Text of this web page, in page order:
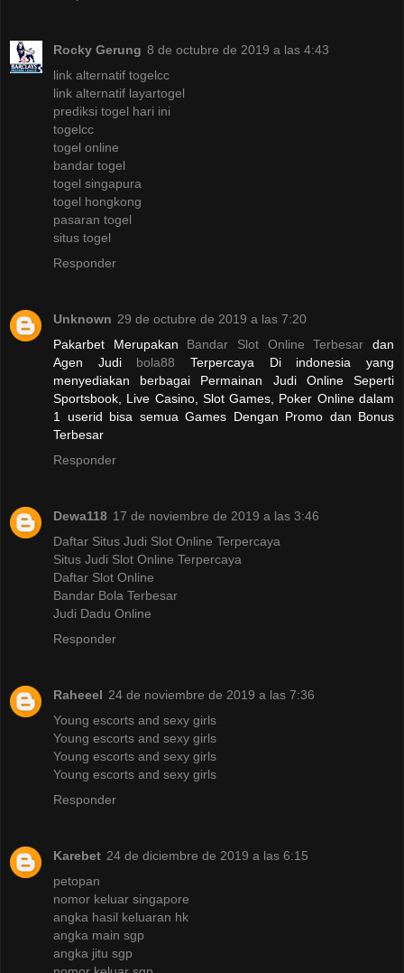
Rocky Gerung 8 de octubre de 2019 a las 4:43
link alternatif togelcc
link alternatif layartogel
prediksi togel hari ini
togelcc
togel online
bandar togel
togel singapura
togel hongkong
pasaran togel
situs togel
Responder
Unknown 29 de octubre de 2019 a las 7:20
Pakarbet Merupakan Bandar Slot Online Terbesar dan
Agen Judi bola88 Terpercaya Di indonesia yang
menyediakan berbagai Permainan Judi Online Seperti
Sportsbook, Live Casino, Slot Games, Poker Online dalam
1 userid bisa semua Games Dengan Promo dan Bonus
Terbesar
Responder
Dewa118 17 de noviembre de 2019 a las 3:46
Daftar Situs Judi Slot Online Terpercaya
Situs Judi Slot Online Terpercaya
Daftar Slot Online
Bandar Bola Terbesar
Judi Dadu Online
Responder
Raheeel 24 de noviembre de 2019 a las 7:36
Young escorts and sexy girls
Young escorts and sexy girls
Young escorts and sexy girls
Young escorts and sexy girls
Responder
Karebet 24 de diciembre de 2019 a las 6:15
petopan
nomor keluar singapore
angka hasil keluaran hk
angka main sgp
angka jitu sgp